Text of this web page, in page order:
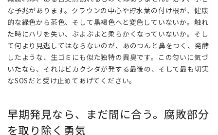
発見
な
ら、
まだ
間に
合
う。
腐敗
り除
く勇
気
な予兆があります。クラウンの中心や貯水葉の付け根が、健康
的な緑色から茶色、そして黒褐色へと変色していないか。触れ
た時にハリを失い、ぶよぶよと柔らかくなっていないか。そし
て何より見逃してはならないのが、あのつんと鼻をつく、発酵
したような、生ゴミにも似た独特の異臭です。この匂いに気づ
いたなら、それはビカクシダが発する最後の、そして最も切実
なSOSだと受け止めてあげてください。
早期発見なら、まだ間に合う。腐敗部分
を取り除く勇気